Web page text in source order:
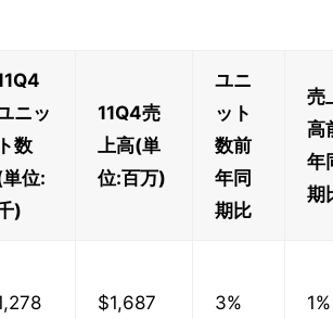
ニッ
ト数
位:
)
11Q4売
上高(単
位:百万)
ユニ
ット
数前
年同
期比
売
高
年
期
$1,687 3% 1%